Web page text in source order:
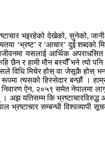
भइरहेको देखेको, सुनेको,
‘भ्रष्ट’ र ‘आचार’ दुई शब्दको
यसलाई आर्थिक
छैन र हामी मौन बस्यौँ भने त्यो
विधि मिचेर होस् वा जेसूकै होस्
त्यसको हिस्सेदार बन्छौं ।
निवारण ऐन, २०५९ समेत नेपालमा
यतिसम्म कि भ्रष्टाचारविरुद्ध
भ्रष्टाचार सम्बन्धी